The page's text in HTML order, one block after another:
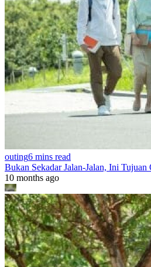
outing6 mins read
Bukan Sekadar Jalan-Jalan, Ini Tujuan
10 months ago